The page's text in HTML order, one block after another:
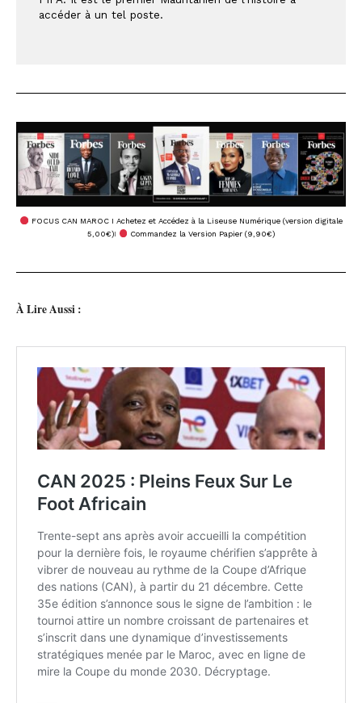
accéder à un tel poste.
FOCUS CAN MAROC I Achetez et Accédez à la Liseuse Numérique (version digitale
5,00€)I Commandez la Version Papier (9,90€)
À Lire Aussi :